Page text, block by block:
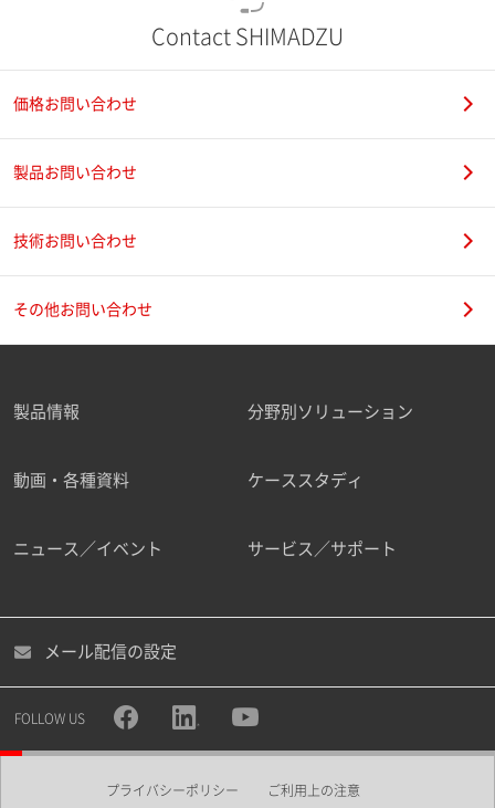
ご勤務先
職種
所属部署
Contact SHIMADZU
価格お問い合わせ
製品お問い合わせ
技術お問い合わせ
その他お問い合わせ
製品情報 分野別ソリューション
動画・各種資料 ケーススタディ
ニュース／イベント サービス／サポート
メール配信の設定
FOLLOW US
プライバシーポリシー ご利用上の注意